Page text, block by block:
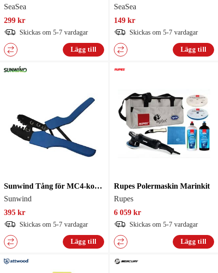
SeaSea
299 kr
Skickas om 5-7 vardagar
Lägg till
SeaSea
149 kr
Skickas om 5-7 vardagar
Lägg till
Sunwind Tång för MC4-kontakter
Sunwind
395 kr
Skickas om 5-7 vardagar
Lägg till
Rupes Polermaskin Marinkit
Rupes
6 059 kr
Skickas om 5-7 vardagar
Lägg till